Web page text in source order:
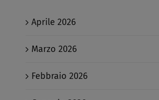
Aprile 2026
Marzo 2026
Febbraio 2026